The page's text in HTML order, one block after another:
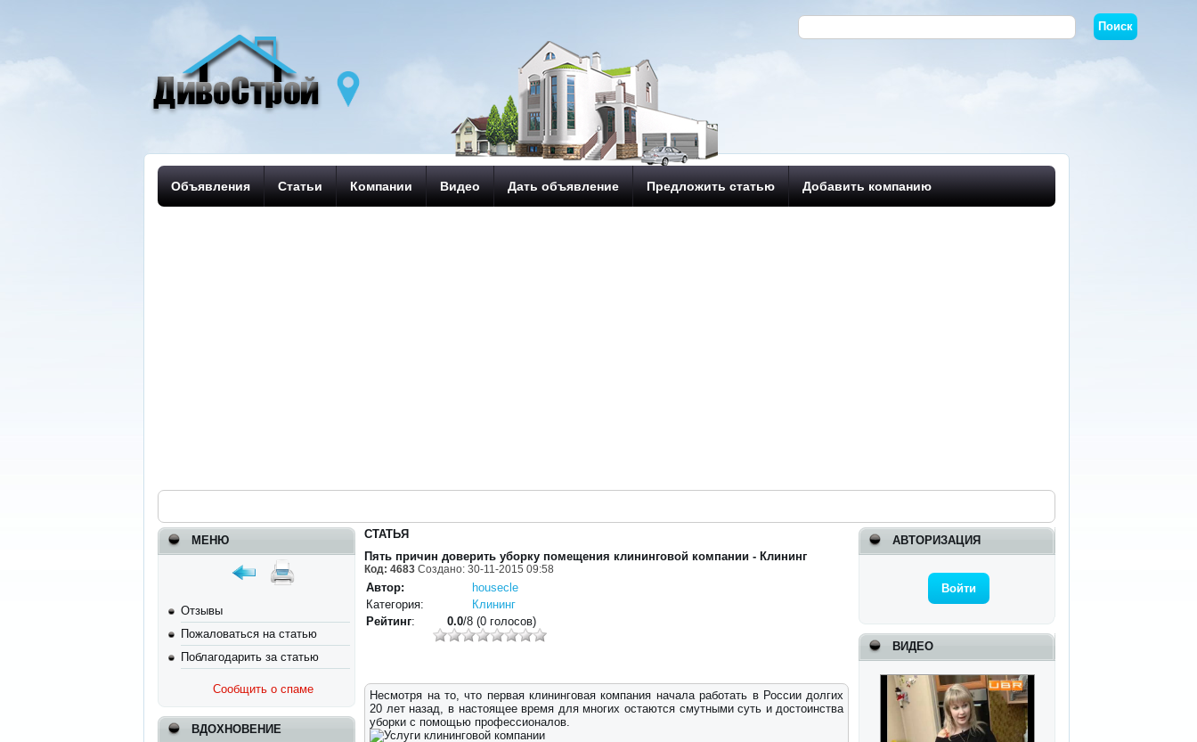
Объявления Статьи Компании Видео Дать объявление Предложить статью Добавить компанию
МЕНЮ
Отзывы
Пожаловаться на статью
Поблагодарить за статью
Сообщить о спаме
ВДОХНОВЕНИЕ
АВТОРИЗАЦИЯ
Войти
ВИДЕО
СТАТЬЯ
Пять причин доверить уборку помещения клининговой компании - Клининг
Код: 4683 Создано: 30-11-2015 09:58
Автор:
housecle
Категория:
Клининг
Рейтинг: 0.0/8 (0 голосов)
Несмотря на то, что первая клининговая компания начала работать в России долгих
20 лет назад, в настоящее время для многих остаются смутными суть и достоинства
уборки с помощью профессионалов.